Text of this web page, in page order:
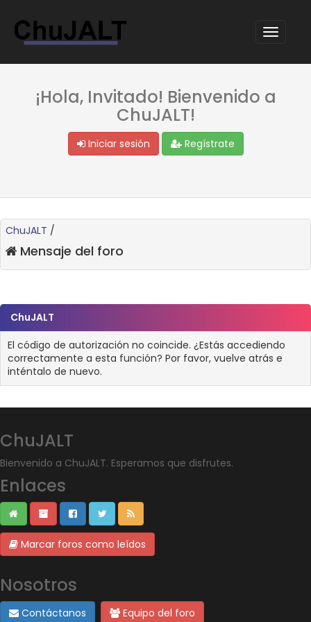
¡Hola, Invitado! Bienvenido a
ChuJALT!
Iniciar sesión Regístrate
ChuJALT /
Mensaje del foro
ChuJALT
El código de autorización no coincide. ¿Estás accediendo
correctamente a esta función? Por favor, vuelve atrás e
inténtalo de nuevo.
ChuJALT
Bienvenido a ChuJALT. Esperamos que disfrutes.
Enlaces
Marcar foros como leídos
Nosotros
Contáctanos Equipo del foro